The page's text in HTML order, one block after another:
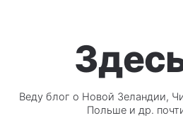
Веду блог о Новой Зеландии,
Польше и др.